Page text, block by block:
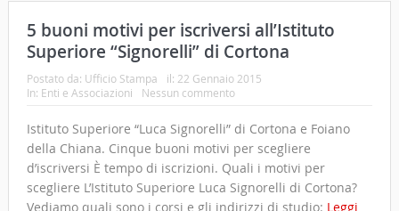
5 buoni motivi per iscriversi all’Istituto
Superiore “Signorelli” di Cortona
Postato da: Ufficio Stampa il: 22 Gennaio 2015
In: Enti e Associazioni Nessun commento
Istituto Superiore “Luca Signorelli” di Cortona e Foiano
della Chiana. Cinque buoni motivi per scegliere
d’iscriversi È tempo di iscrizioni. Quali i motivi per
scegliere L’Istituto Superiore Luca Signorelli di Cortona?
Vediamo quali sono i corsi e gli indirizzi di studio: Leggi